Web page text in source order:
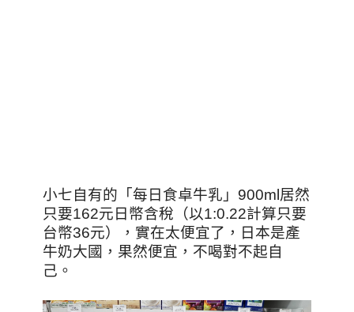
小七自有的「每日食卓牛乳」900ml居然
只要162元日幣含稅（以1:0.22計算只要
台幣36元），實在太便宜了，日本是產
牛奶大國，果然便宜，不喝對不起自
己。